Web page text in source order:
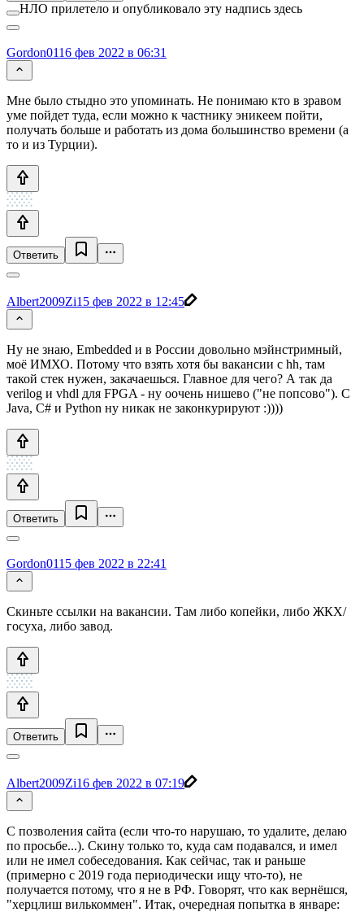
НЛО прилетело и опубликовало эту надпись здесь
Gordon0116 фев 2022 в 06:31
Мне было стыдно это упоминать. Не понимаю кто в зравом
уме пойдет туда, если можно к частнику эникеем пойти,
получать больше и работать из дома большинство времени (а
то и из Турции).
Ответить
Albert2009Zi15 фев 2022 в 12:45
Ну не знаю, Embedded и в России довольно мэйнстримный,
моё ИМХО. Потому что взять хотя бы вакансии с hh, там
такой стек нужен, закачаешься. Главное для чего? А так да
verilog и vhdl для FPGA - ну оочень нишево ("не попсово"). C
Java, C# и Python ну никак не законкурируют :))))
Ответить
Gordon0115 фев 2022 в 22:41
Скиньте ссылки на вакансии. Там либо копейки, либо ЖКХ/
госуха, либо завод.
Ответить
Albert2009Zi16 фев 2022 в 07:19
С позволения сайта (если что-то нарушаю, то удалите, делаю
по просьбе...). Скину только то, куда сам подавался, и имел
или не имел собеседования. Как сейчас, так и раньше
(примерно с 2019 года периодически ищу что-то), не
получается потому, что я не в РФ. Говорят, что как вернёшся,
"херцлиш вилькоммен". Итак, очередная попытка в январе: